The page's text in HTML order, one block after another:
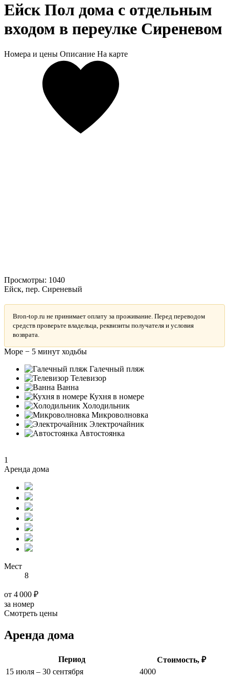
Ейск Пол дома с отдельным
входом в переулке Сиреневом
Номера и цены Описание На карте
Просмотры: 1040
Ейск, пер. Сиреневый
Bron-top.ru не принимает оплату за проживание. Перед переводом
средств проверьте владельца, реквизиты получателя и условия
возврата.
Море − 5 минут ходьбы
Галечный пляж
Телевизор
Ванна
Кухня в номере
Холодильник
Микроволновка
Электрочайник
Автостоянка
1
Аренда дома
Мест
8
от 4 000 ₽
за номер
Смотреть цены
Аренда дома
Период
Стоимость, ₽
15 июля – 30 сентября
4000